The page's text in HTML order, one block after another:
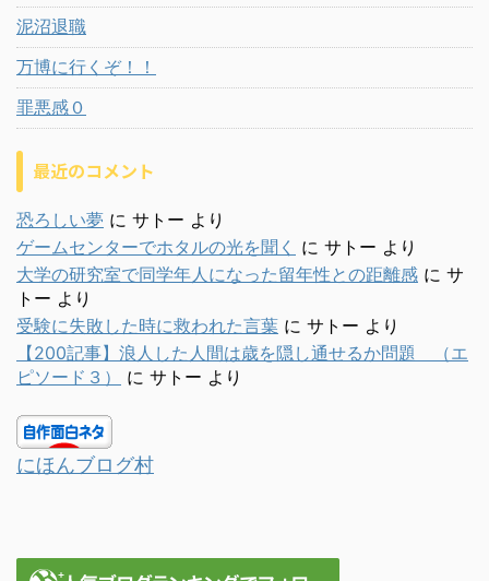
泥沼退職
万博に行くぞ！！
罪悪感０
最近のコメント
恐ろしい夢 に サトー より
ゲームセンターでホタルの光を聞く に サトー より
大学の研究室で同学年人になった留年性との距離感 に サ
トー より
受験に失敗した時に救われた言葉 に サトー より
【200記事】浪人した人間は歳を隠し通せるか問題 （エ
ピソード３）
に サトー より
にほんブログ村